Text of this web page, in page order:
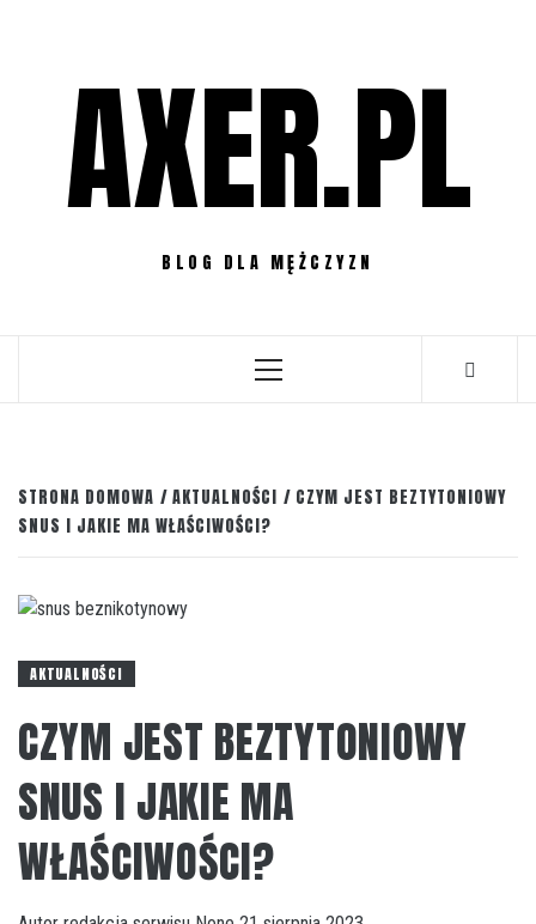
AXER.PL
BLOG DLA MĘŻCZYZN
Menu
STRONA DOMOWA AKTUALNOŚCI
CZYM JEST BEZTYTONIOWY
SNUS I JAKIE MA WŁAŚCIWOŚCI?
AKTUALNOŚCI
CZYM JEST BEZTYTONIOWY
SNUS I JAKIE MA
WŁAŚCIWOŚCI?